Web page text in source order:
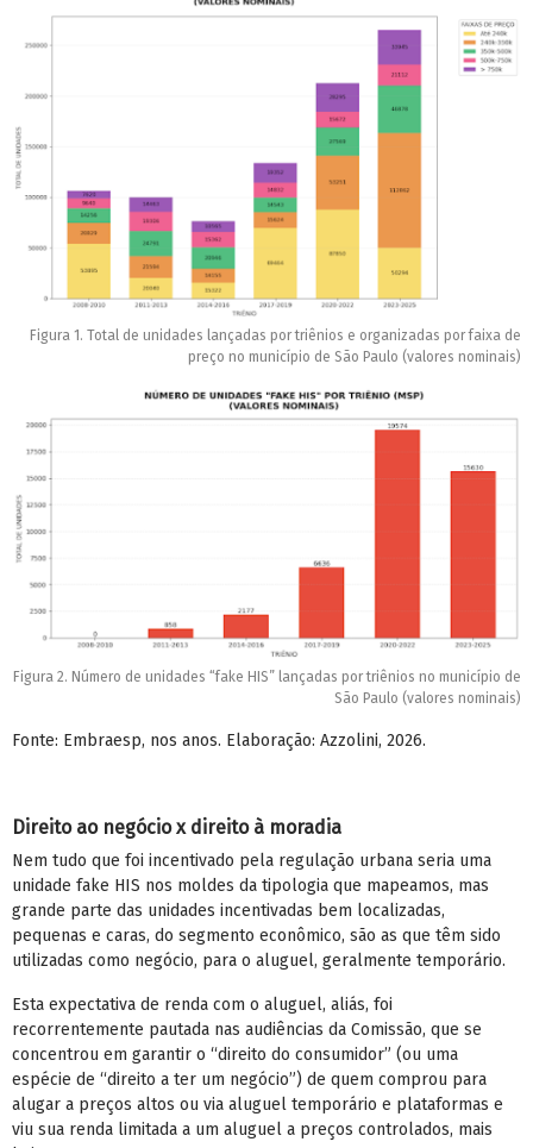
Figura 1. Total de unidades lançadas por triênios e organizadas por faixa de
preço no município de São Paulo (valores nominais)
Figura 2. Número de unidades “fake HIS” lançadas por triênios no município de
São Paulo (valores nominais)
Fonte: Embraesp, nos anos. Elaboração: Azzolini, 2026.
Direito ao negócio x direito à moradia
Nem tudo que foi incentivado pela regulação urbana seria uma
unidade fake HIS nos moldes da tipologia que mapeamos, mas
grande parte das unidades incentivadas bem localizadas,
pequenas e caras, do segmento econômico, são as que têm sido
utilizadas como negócio, para o aluguel, geralmente temporário.
Esta expectativa de renda com o aluguel, aliás, foi
recorrentemente pautada nas audiências da Comissão, que se
concentrou em garantir o “direito do consumidor” (ou uma
espécie de “direito a ter um negócio”) de quem comprou para
alugar a preços altos ou via aluguel temporário e plataformas e
viu sua renda limitada a um aluguel a preços controlados, mais